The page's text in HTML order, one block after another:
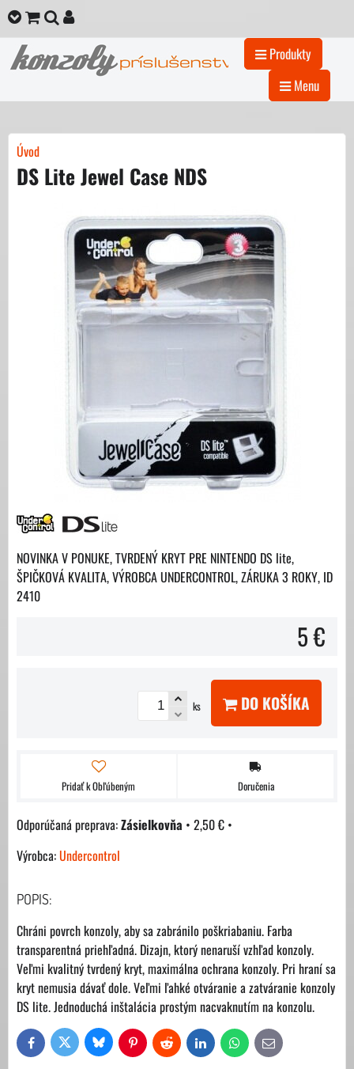
Produkty
Menu
Úvod
DS Lite Jewel Case NDS
NOVINKA V PONUKE, TVRDENÝ KRYT PRE NINTENDO DS lite,
ŠPIČKOVÁ KVALITA, VÝROBCA UNDERCONTROL, ZÁRUKA 3 ROKY, ID
2410
5 €
ks DO KOŠÍKA
Pridať k Obľúbeným Doručenia
Zásielkovňa • 2,50 € •
Výrobca:Undercontrol
POPIS:
Chráni povrch konzoly, aby sa zabránilo poškriabaniu. Farba
transparentná priehľadná. Dizajn, ktorý nenaruší vzhľad konzoly.
Veľmi kvalitný tvrdený kryt, maximálna ochrana konzoly. Pri hraní sa
kryt nemusia dávať dole. Veľmi ľahké otváranie a zatváranie konzoly
DS lite. Jednoduchá inštalácia prostým nacvaknutím na konzolu.
FacebookTwitter Bluesky PinterestReddit LinkedIn WhatsAppE-
mail